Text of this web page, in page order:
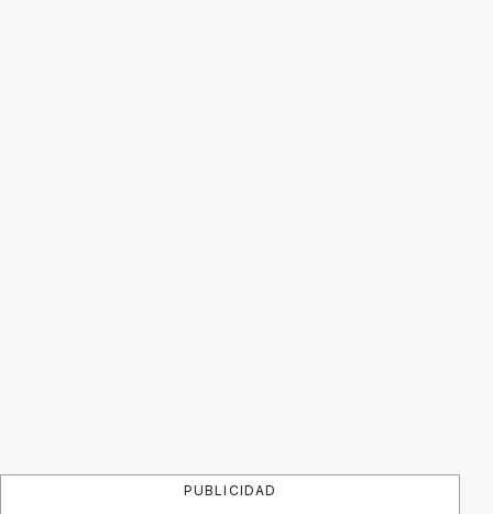
PUBLICIDAD